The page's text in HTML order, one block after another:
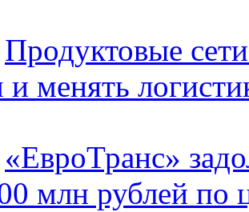
Продуктовые
и менять
«ЕвроТранс»
млн рублей